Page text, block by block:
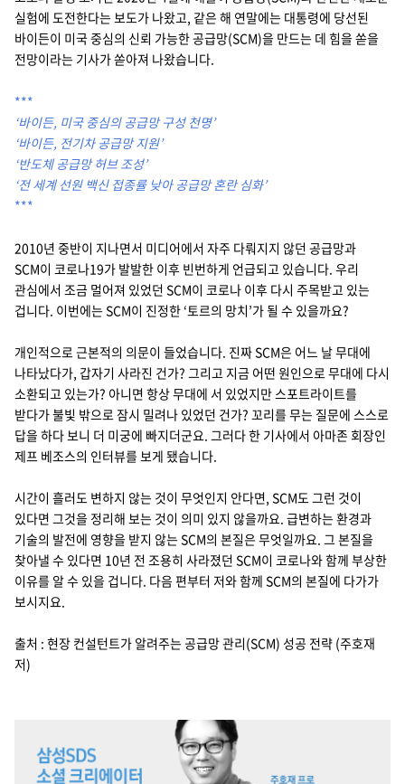
실험에 도전한다는 보도가 나왔고, 같은 해 연말에는 대통령에 당선된
바이든이 미국 중심의 신뢰 가능한 공급망(SCM)을 만드는 데 힘을 쏟을
전망이라는 기사가 쏟아져 나왔습니다.
***
‘바이든, 미국 중심의 공급망 구성 천명’
‘바이든, 전기차 공급망 지원’
‘반도체 공급망 허브 조성’
‘전 세계 선원 백신 접종률 낮아 공급망 혼란 심화’
***
2010년 중반이 지나면서 미디어에서 자주 다뤄지지 않던 공급망과
SCM이 코로나19가 발발한 이후 빈번하게 언급되고 있습니다. 우리
관심에서 조금 멀어져 있었던 SCM이 코로나 이후 다시 주목받고 있는
겁니다. 이번에는 SCM이 진정한 ‘토르의 망치’가 될 수 있을까요?
개인적으로 근본적의 의문이 들었습니다. 진짜 SCM은 어느 날 무대에
나타났다가, 갑자기 사라진 건가? 그리고 지금 어떤 원인으로 무대에 다시
소환되고 있는가? 아니면 항상 무대에 서 있었지만 스포트라이트를
받다가 불빛 밖으로 잠시 밀려나 있었던 건가? 꼬리를 무는 질문에 스스로
답을 하다 보니 더 미궁에 빠지더군요. 그러다 한 기사에서 아마존 회장인
제프 베조스의 인터뷰를 보게 됐습니다.
시간이 흘러도 변하지 않는 것이 무엇인지 안다면, SCM도 그런 것이
있다면 그것을 정리해 보는 것이 의미 있지 않을까요. 급변하는 환경과
기술의 발전에 영향을 받지 않는 SCM의 본질은 무엇일까요. 그 본질을
찾아낼 수 있다면 10년 전 조용히 사라졌던 SCM이 코로나와 함께 부상한
이유를 알 수 있을 겁니다. 다음 편부터 저와 함께 SCM의 본질에 다가가
보시지요.
출처 : 현장 컨설턴트가 알려주는 공급망 관리(SCM) 성공 전략 (주호재
저)